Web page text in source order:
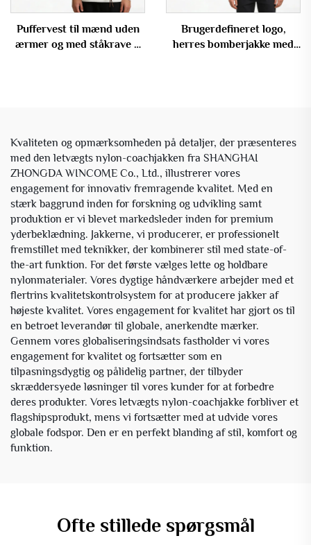
Puffervest til mænd uden
ærmer og med ståkrave –
Brugerdefineret logo,
herres bomberjakke med
Kvaliteten og opmærksomheden på detaljer, der præsenteres
med den letvægts nylon-coachjakken fra SHANGHAI
ZHONGDA WINCOME Co., Ltd., illustrerer vores
engagement for innovativ fremragende kvalitet. Med en
stærk baggrund inden for forskning og udvikling samt
produktion er vi blevet markedsleder inden for premium
yderbeklædning. Jakkerne, vi producerer, er professionelt
fremstillet med teknikker, der kombinerer stil med state-of-
the-art funktion. For det første vælges lette og holdbare
nylonmaterialer. Vores dygtige håndværkere arbejder med et
flertrins kvalitetskontrolsystem for at producere jakker af
højeste kvalitet. Vores engagement for kvalitet har gjort os til
en betroet leverandør til globale, anerkendte mærker.
Gennem vores globaliseringsindsats fastholder vi vores
engagement for kvalitet og fortsætter som en
tilpasningsdygtig og pålidelig partner, der tilbyder
skræddersyede løsninger til vores kunder for at forbedre
deres produkter. Vores letvægts nylon-coachjakke forbliver et
flagshipsprodukt, mens vi fortsætter med at udvide vores
globale fodspor. Den er en perfekt blanding af stil, komfort og
funktion.
Ofte stillede spørgsmål